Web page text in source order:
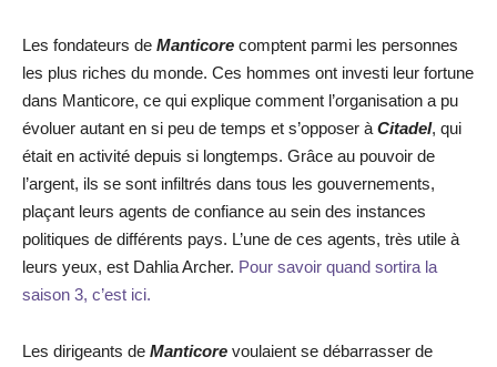
Les fondateurs de Manticore comptent parmi les personnes
les plus riches du monde. Ces hommes ont investi leur fortune
dans Manticore, ce qui explique comment l’organisation a pu
évoluer autant en si peu de temps et s’opposer à Citadel, qui
était en activité depuis si longtemps. Grâce au pouvoir de
l’argent, ils se sont infiltrés dans tous les gouvernements,
plaçant leurs agents de confiance au sein des instances
politiques de différents pays. L’une de ces agents, très utile à
leurs yeux, est Dahlia Archer. Pour savoir quand sortira la
saison 3, c’est ici.
Les dirigeants de Manticore voulaient se débarrasser de